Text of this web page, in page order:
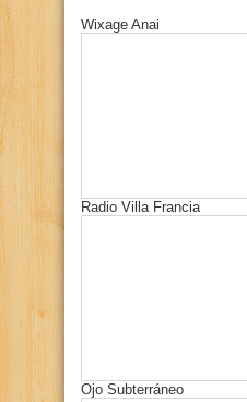
Wixage Anai
Radio Villa Francia
Ojo Subterráneo